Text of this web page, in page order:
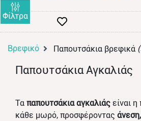
(Προϊόντα)
Βρεφικό Παπουτσάκια βρεφικά
Φίλτρα
Παπουτσάκια Αγκαλιάς
Τα παπουτσάκια αγκαλιάς είναι
κάθε μωρό, προσφέροντας